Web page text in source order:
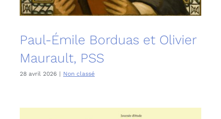
Paul-Émile Borduas et Olivier
Maurault, PSS
28 avril 2026 | Non classé